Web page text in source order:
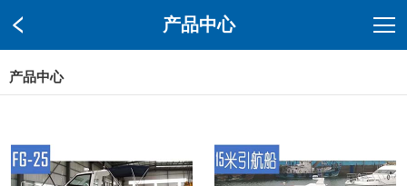
产品中心
产品中心